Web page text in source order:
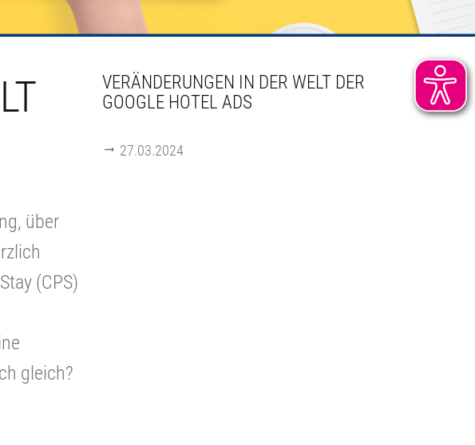
über
(CPS)
gleich?
VERÄNDERUNGEN IN DER WELT DER
GOOGLE HOTEL ADS
27.03.2024